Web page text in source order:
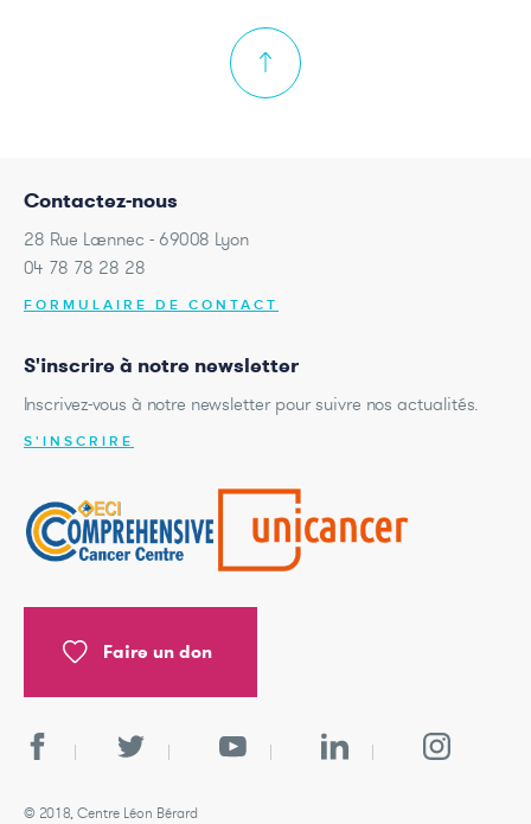
Contactez-nous
28 Rue Laennec - 69008 Lyon
04 78 78 28 28
FORMULAIRE DE CONTACT
S'inscrire à notre newsletter
Inscrivez-vous à notre newsletter pour suivre nos actualités.
S'INSCRIRE
Faire un don
© 2018, Centre Léon Bérard